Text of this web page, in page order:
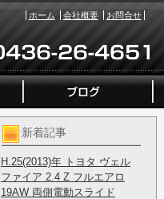
ホーム 会社概要 お問合せ
新着記事
H.25(2013)年 トヨタ ヴェル
ファイア 2.4 Z フルエアロ
19AW 両側電動スライド